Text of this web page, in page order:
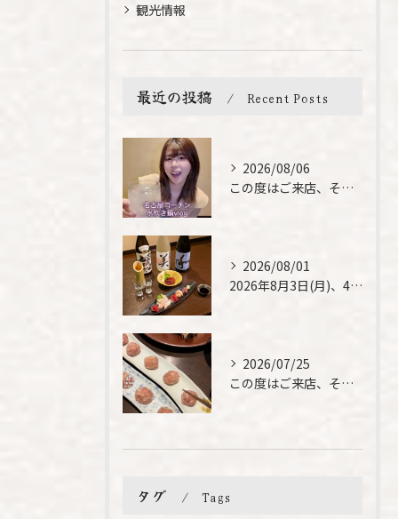
観光情報
最近の投稿 Recent Posts
2026/08/06
この度はご来店、そして素敵なご紹介誠にありがとうございます✨...
2026/08/01
2026年8月3日(月)、4日(火)は、臨時休業させて頂きま...
2026/07/25
この度はご来店、そして素敵なご紹介誠にありがとうございます✨...
タグ Tags